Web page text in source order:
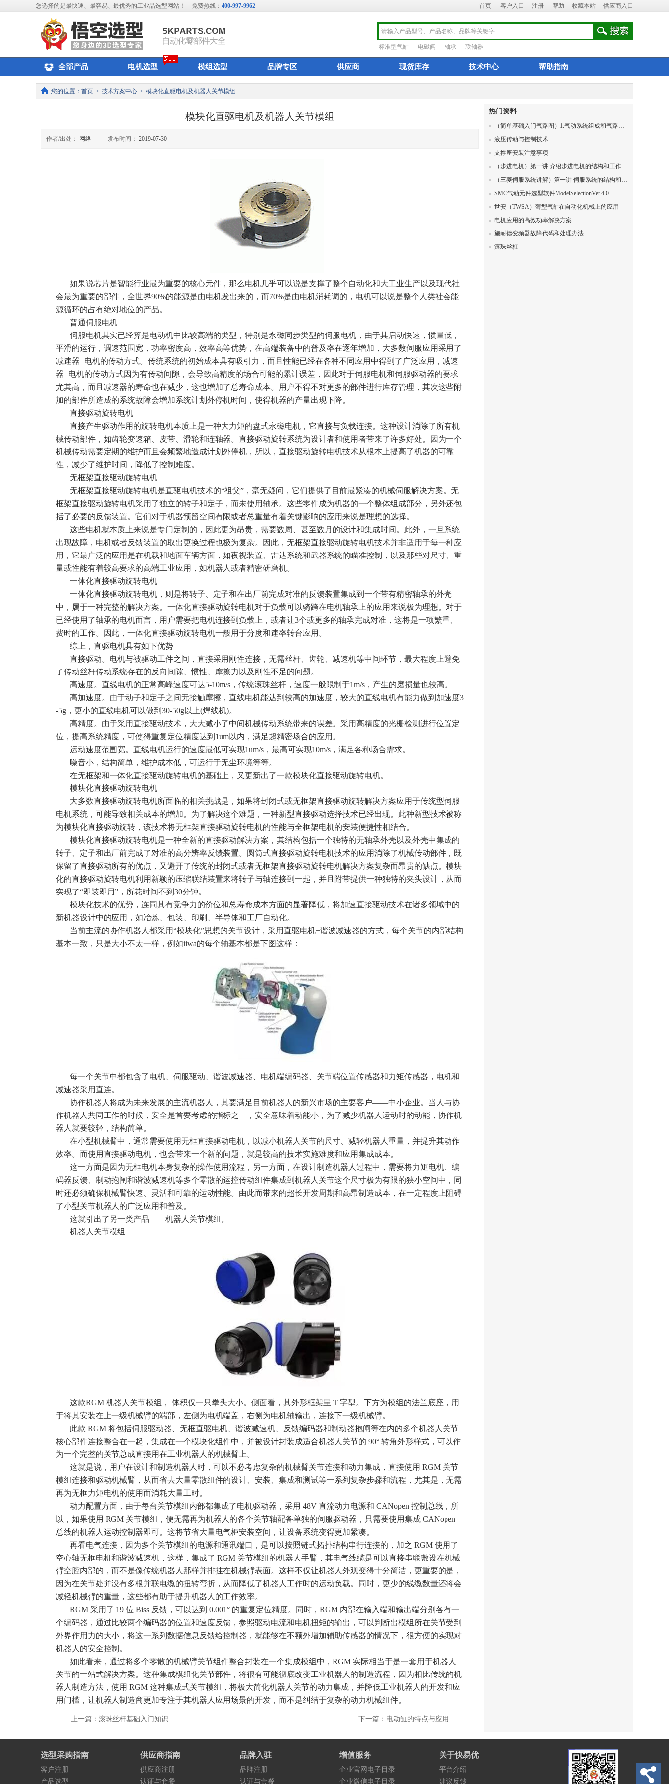
您选择的是最快速、最容易、最优秀的工业品选型网站！ 免费热线： 400-997-9962 首页 客户入口 注册 帮助 收藏本站 供应商入口
标准型气缸 电磁阀 轴承 联轴器
全部产品 电机选型 模组选型 品牌专区 供应商 现货库存 技术中心 帮助指南
您的位置： 首页 > 技术方案中心 > 模块化直驱电机及机器人关节模组
模块化直驱电机及机器人关节模组
作者/出处： 网络 发布时间： 2019-07-30
如果说芯片是智能行业最为重要的核心元件，那么电机几乎可以说是支撑了整个自动化和大工业生产以及现代社
会最为重要的部件，全世界90%的能源是由电机发出来的，而70%是由电机消耗调的，电机可以说是整个人类社会能
源循环的占有绝对地位的产品。
普通伺服电机
伺服电机其实已经算是电动机中比较高端的类型，特别是永磁同步类型的伺服电机，由于其启动快速，惯量低，
平滑的运行，调速范围宽，功率密度高，效率高等优势，在高端装备中的普及率在逐年增加，大多数伺服应用采用了
减速器+电机的传动方式。传统系统的初始成本具有吸引力，而且性能已经在各种不同应用中得到了广泛应用，减速
器+电机的传动方式因为有传动间隙，会导致高精度的场合可能的累计误差，因此对于伺服电机和伺服驱动器的要求
尤其高，而且减速器的寿命也在减少，这也增加了总寿命成本。用户不得不对更多的部件进行库存管理，其次这些附
加的部件所造成的系统故障会增加系统计划外停机时间，使得机器的产量出现下降。
直接驱动旋转电机
直接产生驱动作用的旋转电机本质上是一种大力矩的盘式永磁电机，它直接与负载连接。这种设计消除了所有机
械传动部件，如齿轮变速箱、皮带、滑轮和连轴器。直接驱动旋转系统为设计者和使用者带来了许多好处。因为一个
机械传动需要定期的维护而且会频繁地造成计划外停机，所以，直接驱动旋转电机技术从根本上提高了机器的可靠
性，减少了维护时间，降低了控制难度。
无框架直接驱动旋转电机
无框架直接驱动旋转电机是直驱电机技术的“祖父”，毫无疑问，它们提供了目前最紧凑的机械伺服解决方案。无
框架直接驱动旋转电机采用了独立的转子和定子，而未使用轴承。这些零件成为机器的一个整体组成部分，另外还包
括了必要的反馈装置。它们对于机器预留空间有限或者总重量有着关键影响的应用来说是理想的选择。
这些电机就本质上来说是专门定制的，因此更为昂贵，需要数周、甚至数月的设计和集成时间。此外，一旦系统
出现故障，电机或者反馈装置的取出更换过程也极为复杂。因此，无框架直接驱动旋转电机技术并非适用于每一种应
用，它最广泛的应用是在机载和地面车辆方面，如夜视装置、雷达系统和武器系统的瞄准控制，以及那些对尺寸、重
量或性能有着较高要求的高端工业应用，如机器人或者精密研磨机。
一体化直接驱动旋转电机
一体化直接驱动旋转电机，则是将转子、定子和在出厂前完成对准的反馈装置集成到一个带有精密轴承的外壳
中，属于一种完整的解决方案。一体化直接驱动旋转电机对于负载可以骑跨在电机轴承上的应用来说极为理想。对于
已经使用了轴承的电机而言，用户需要把电机连接到负载上，或者让3个或更多的轴承完成对准，这将是一项繁重、
费时的工作。因此，一体化直接驱动旋转电机一般用于分度和速率转台应用。
综上，直驱电机具有如下优势
直接驱动。电机与被驱动工件之间，直接采用刚性连接，无需丝杆、齿轮、减速机等中间环节，最大程度上避免
了传动丝杆传动系统存在的反向间隙、惯性、摩擦力以及刚性不足的问题。
高速度。直线电机的正常高峰速度可达5-10m/s，传统滚珠丝杆，速度一般限制于1m/s，产生的磨损量也较高。
高加速度。由于动子和定子之间无接触摩擦，直线电机能达到较高的加速度，较大的直线电机有能力做到加速度3
-5g，更小的直线电机可以做到30-50g以上(焊线机)。
高精度。由于采用直接驱动技术，大大减小了中间机械传动系统带来的误差。采用高精度的光栅检测进行位置定
位，提高系统精度，可使得重复定位精度达到1um以内，满足超精密场合的应用。
运动速度范围宽。直线电机运行的速度最低可实现1um/s，最高可实现10m/s，满足各种场合需求。
噪音小，结构简单，维护成本低，可运行于无尘环境等等。
在无框架和一体化直接驱动旋转电机的基础上，又更新出了一款模块化直接驱动旋转电机。
模块化直接驱动旋转电机
大多数直接驱动旋转电机所面临的相关挑战是，如果将封闭式或无框架直接驱动旋转解决方案应用于传统型伺服
电机系统，可能导致相关成本的增加。为了解决这个难题，一种新型直接驱动选择技术已经出现。此种新型技术被称
为模块化直接驱动旋转，该技术将无框架直接驱动旋转电机的性能与全框架电机的安装便捷性相结合。
模块化直接驱动旋转电机是一种全新的直接驱动解决方案，其结构包括一个独特的无轴承外壳以及外壳中集成的
转子、定子和出厂前完成了对准的高分辨率反馈装置。圆筒式直接驱动旋转电机技术的应用消除了机械传动部件，既
保留了直接驱动所有的优点，又避开了传统的封闭式或者无框架直接驱动旋转电机解决方案复杂而昂贵的缺点。模块
化的直接驱动旋转电机利用新颖的压缩联结装置来将转子与轴连接到一起，并且附带提供一种独特的夹头设计，从而
实现了“即装即用”，所花时间不到30分钟。
模块化技术的优势，连同其有竞争力的价位和总寿命成本方面的显著降低，将加速直接驱动技术在诸多领域中的
新机器设计中的应用，如冶炼、包装、印刷、半导体和工厂自动化。
当前主流的协作机器人都采用“模块化”思想的关节设计，采用直驱电机+谐波减速器的方式，每个关节的内部结构
基本一致，只是大小不太一样，例如iiwa的每个轴基本都是下图这样：
每一个关节中都包含了电机、伺服驱动、谐波减速器、电机端编码器、关节端位置传感器和力矩传感器，电机和
减速器采用直连。
协作机器人将成为未来发展的主流机器人，其要满足目前机器人的新兴市场的主要客户——中小企业。当人与协
作机器人共同工作的时候，安全是首要考虑的指标之一，安全意味着动能小，为了减少机器人运动时的动能，协作机
器人就要较轻，结构简单。
在小型机械臂中，通常需要使用无框直接驱动电机，以减小机器人关节的尺寸、减轻机器人重量，并提升其动作
效率。而使用直接驱动电机，也会带来一个新的问题，就是较高的技术实施难度和应用集成成本。
这一方面是因为无框电机本身复杂的操作使用流程，另一方面，在设计制造机器人过程中，需要将力矩电机、编
码器反馈、制动抱闸和谐波减速机等多个零散的运控传动组件集成到机器人关节这个尺寸极为有限的狭小空间中，同
时还必须确保机械臂快速、灵活和可靠的运动性能。由此而带来的超长开发周期和高昂制造成本，在一定程度上阻碍
了小型关节机器人的广泛应用和普及。
这就引出了另一类产品——机器人关节模组。
机器人关节模组
这款RGM 机器人关节模组， 体积仅一只拳头大小。侧面看，其外形框架呈 T 字型。下方为模组的法兰底座，用
于将其安装在上一级机械臂的端部，左侧为电机端盖，右侧为电机轴输出，连接下一级机械臂。
此款 RGM 将包括伺服驱动器、无框直驱电机、谐波减速机、反馈编码器和制动器抱闸等在内的多个机器人关节
核心部件连接整合在一起，集成在一个模块化组件中，并被设计封装成适合机器人关节的 90° 转角外形样式，可以作
为一个完整的关节总成直接用在工业机器人的机械臂上。
这就是说，用户在设计和制造机器人时，可以不必考虑复杂的机械臂关节连接和动力集成，直接使用 RGM 关节
模组连接和驱动机械臂，从而省去大量零散组件的设计、安装、集成和测试等一系列复杂步骤和流程，尤其是，无需
再为无框力矩电机的使用而消耗大量工时。
动力配置方面，由于每台关节模组内部都集成了电机驱动器，采用 48V 直流动力电源和 CANopen 控制总线，所
以，如果使用 RGM 关节模组，便无需再为机器人的各个关节轴配备单独的伺服驱动器，只需要使用集成 CANopen
总线的机器人运动控制器即可。这将节省大量电气柜安装空间，让设备系统变得更加紧凑。
再看电气连接，因为多个关节模组的电源和通讯端口，是可以按照链式拓扑结构串行连接的，加之 RGM 使用了
空心轴无框电机和谐波减速机，这样，集成了 RGM 关节模组的机器人手臂，其电气线缆是可以直接串联敷设在机械
臂空腔内部的，而不是像传统机器人那样并排挂在机械臂表面。这样不仅让机器人外观变得十分简洁，更重要的是，
因为在关节处并没有多根并联电缆的扭转弯折，从而降低了机器人工作时的运动负载。同时，更少的线缆数量还将会
减轻机械臂的重量，这些都有助于提升机器人的工作效率。
RGM 采用了 19 位 Biss 反馈，可以达到 0.001° 的重复定位精度。同时，RGM 内部在输入端和输出端分别各有一
个编码器，通过比较两个编码器的位置和速度反馈，参照驱动电流和电机扭矩的输出，可以判断出模组所在关节受到
外界作用力的大小，将这一系列数据信息反馈给控制器，就能够在不额外增加辅助传感器的情况下，很方便的实现对
机器人的安全控制。
如此看来，通过将多个零散的机械臂关节组件整合封装在一个集成模组中，RGM 实际相当于是一套用于机器人
关节的一站式解决方案。这种集成模组化关节部件，将很有可能彻底改变工业机器人的制造流程，因为相比传统的机
器人制造方法，使用 RGM 这种集成式关节模组，将极大简化机器人关节的动力集成，并降低工业机器人的开发和应
用门槛，让机器人制造商更加专注于其机器人应用场景的开发，而不是纠结于复杂的动力机械组件。
上一篇：滚珠丝杆基础入门知识 下一篇：电动缸的特点与应用
热门资料
（简单基础入门气路图）1.气动系统组成和气路图的画法
液压传动与控制技术
支撑座安装注意事项
（步进电机）第一讲 介绍步进电机的结构和工作原理
（三菱伺服系统讲解）第一讲 伺服系统的结构和原理
SMC气动元件选型软件ModelSelectionVer.4.0
世安（TWSA）薄型气缸在自动化机械上的应用
电机应用的高效功率解决方案
施耐德变频器故障代码和处理办法
滚珠丝杠
选型采购指南
客户注册
产品选型
供应商指南
供应商注册
认证与套餐
品牌入驻
品牌注册
认证与套餐
增值服务
企业官网电子目录
企业微信电子目录
关于快易优
平台介绍
建议反馈